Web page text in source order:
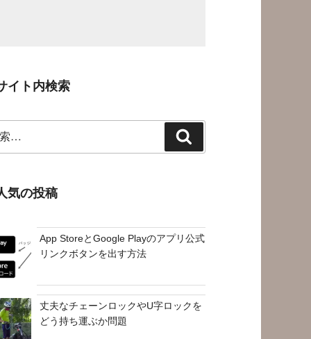
イト内検索
索
気の投稿
App StoreとGoogle Playのアプリ公式
リンクボタンを出す方法
丈夫なチェーンロックやU字ロックを
どう持ち運ぶか問題